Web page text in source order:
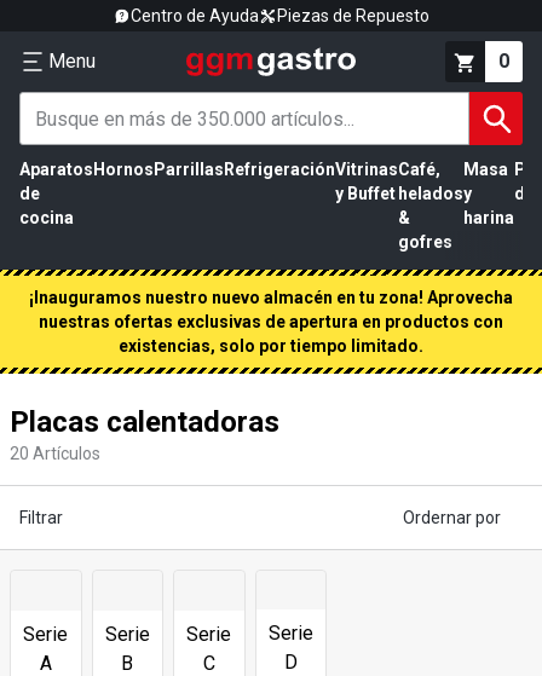
Centro de Ayuda Piezas de Repuesto
Menu 0
Aparatos
de
cocina
Hornos Parrillas RefrigeraciónVitrinas
y Buffet
Café,
helados
&
gofres
Masa
y
harina
de
¡Inauguramos nuestro nuevo almacén en tu zona! Aprovecha
nuestras ofertas exclusivas de apertura en productos con
existencias, solo por tiempo limitado.
Placas calentadoras
20 Artículos
Filtrar Ordernar por
Serie
A
Serie
B
Serie
C
Serie
D